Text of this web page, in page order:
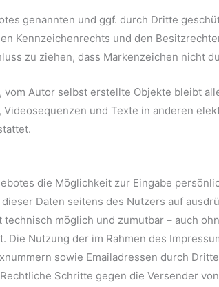
genannten und ggf. durch Dritte
Kennzeichenrechts und den
zu ziehen, dass Markenzeichen nicht
Autor selbst erstellte Objekte bleibt
und Texte in anderen
die Möglichkeit zur Eingabe
Daten seitens des Nutzers auf
möglich und zumutbar – auch
Die Nutzung der im Rahmen des
sowie Emailadressen durch
Schritte gegen die Versender